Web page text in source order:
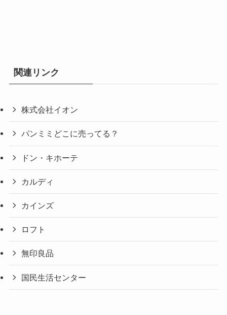
関連リンク
株式会社イオン
パンミミどこに売ってる？
ドン・キホーテ
カルディ
カインズ
ロフト
無印良品
国民生活センター